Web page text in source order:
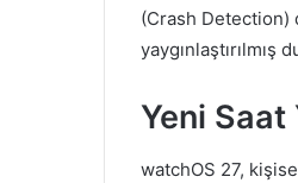
(Crash Detection)
yaygınlaştırılmış
Yeni
watchOS 27,